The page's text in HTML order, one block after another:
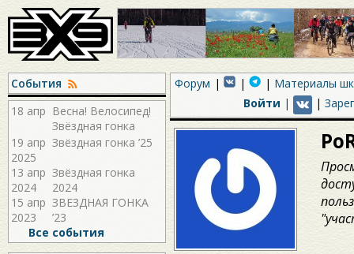
События
18 апр Весна! Велосипед!
Звёздная гонка
2026!
19 апр
2025
Звёздная гонка ’25
13 апр
2024
Звёздная гонка
2024
15 апр
2023
ЗВЕЗДНАЯ ГОНКА
’23
Все события
Форум
Материалы
Войти | |